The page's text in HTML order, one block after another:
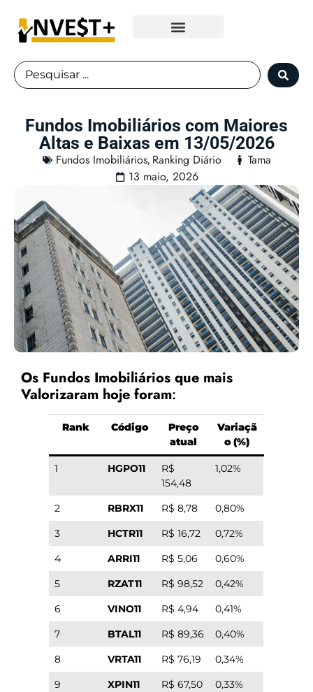
Fundos Imobiliários com Maiores
Altas e Baixas em 13/05/2026
Fundos Imobiliários, Ranking Diário
Tama
13 maio, 2026
Os Fundos Imobiliários que mais
Valorizaram hoje foram:
Rank Código
Preço
atual
Variaçã
o (%)
1 HGPO11
R$
154,48
1,02%
2 RBRX11 R$ 8,78
0,80%
3
HCTR11 R$ 16,72
0,72%
4
ARRI11 R$ 5,06
0,60%
5
RZAT11 R$ 98,52
0,42%
6
VINO11 R$ 4,94
0,41%
7
BTAL11 R$ 89,36
0,40%
8
VRTA11 R$ 76,19
0,34%
9
XPIN11 R$ 67,50
0,33%